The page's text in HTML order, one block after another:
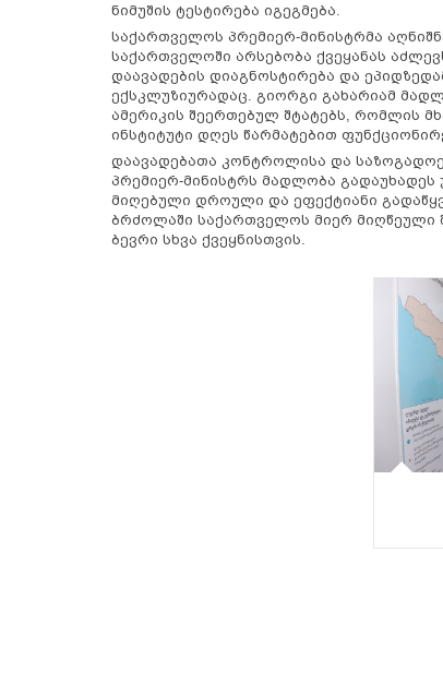
ნიმუშის ტესტირება იგეგმება.
საქართველოს პრემიერ-მინისტრმა
საქართველოში არსებობა ქვეყანას
დაავადების დიაგნოსტირება და
ექსკლუზიურადაც. გიორგი გახარიამ
ამერიკის შეერთებულ შტატებს, რომლის
ინსტიტუტი დღეს წარმატებით
დაავადებათა კონტროლისა და
პრემიერ-მინისტრს მადლობა
მიღებული დროული და ეფექტიანი
ბრძოლაში საქართველოს მიერ
ბევრი სხვა ქვეყნისთვის.